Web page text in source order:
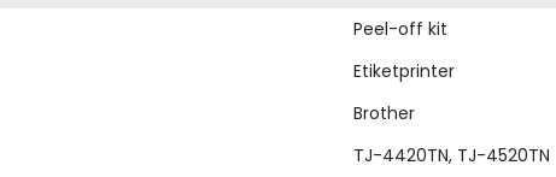
Peel-off kit
Etiketprinter
Brother
TJ-4420TN, TJ-4520TN